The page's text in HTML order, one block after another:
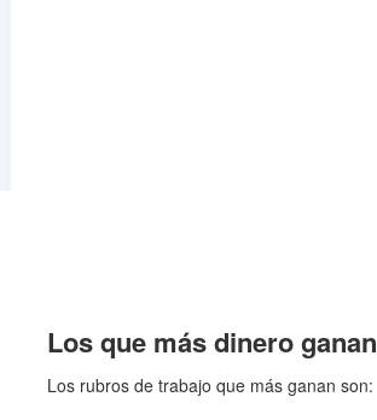
Los que más dinero ganan
Los rubros de trabajo que más ganan son: